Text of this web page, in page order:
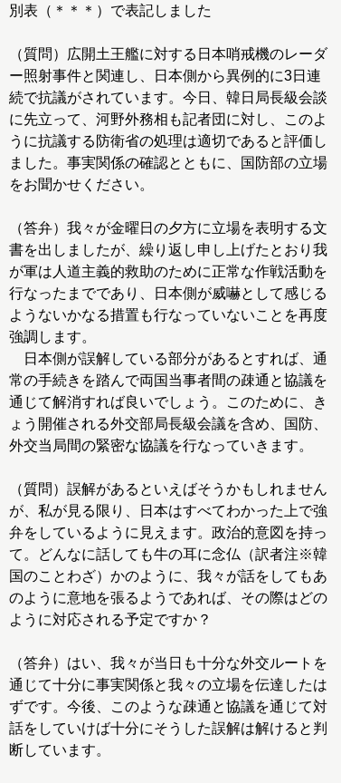
別表（＊＊＊）で表記しました
（質問）広開土王艦に対する日本哨戒機のレーダ
ー照射事件と関連し、日本側から異例的に3日連
続で抗議がされています。今日、韓日局長級会談
に先立って、河野外務相も記者団に対し、このよ
うに抗議する防衛省の処理は適切であると評価し
ました。事実関係の確認とともに、国防部の立場
をお聞かせください。
（答弁）我々が金曜日の夕方に立場を表明する文
書を出しましたが、繰り返し申し上げたとおり我
が軍は人道主義的救助のために正常な作戦活動を
行なったまでであり、日本側が威嚇として感じる
ようないかなる措置も行なっていないことを再度
強調します。
日本側が誤解している部分があるとすれば、通
常の手続きを踏んで両国当事者間の疎通と協議を
通じて解消すれば良いでしょう。このために、き
ょう開催される外交部局長級会議を含め、国防、
外交当局間の緊密な協議を行なっていきます。
（質問）誤解があるといえばそうかもしれません
が、私が見る限り、日本はすべてわかった上で強
弁をしているように見えます。政治的意図を持っ
て。どんなに話しても牛の耳に念仏（訳者注※韓
国のことわざ）かのように、我々が話をしてもあ
のように意地を張るようであれば、その際はどの
ように対応される予定ですか？
（答弁）はい、我々が当日も十分な外交ルートを
通じて十分に事実関係と我々の立場を伝達したは
ずです。今後、このような疎通と協議を通じて対
話をしていけば十分にそうした誤解は解けると判
断しています。